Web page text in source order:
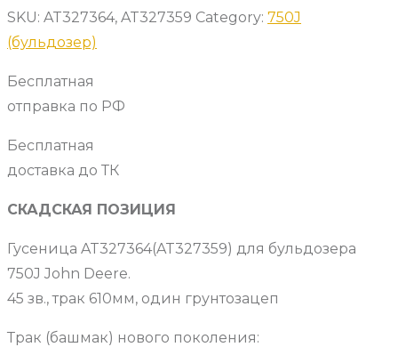
SKU: AT327364, AT327359 Category: 750J
(бульдозер)
Бесплатная
отправка по РФ
Бесплатная
доставка до ТК
СКАДСКАЯ ПОЗИЦИЯ
Гусеница AT327364(AT327359) для бульдозера
750J John Deere.
45 зв., трак 610мм, один грунтозацеп
Трак (башмак) нового поколения: